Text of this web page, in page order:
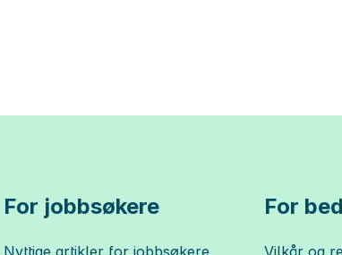
For jobbsøkere
Nyttige artikler for jobbsøkere
For
Vilkår og